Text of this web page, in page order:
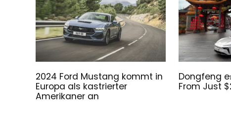
2024 Ford Mustang kommt in
Europa als kastrierter
Amerikaner an
Dongfeng
From Just